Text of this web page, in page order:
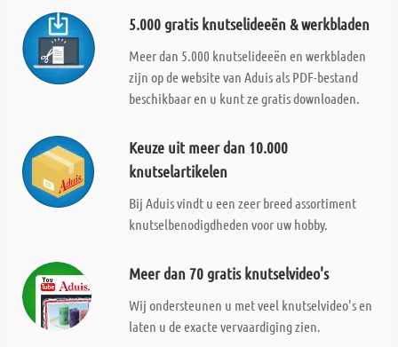
5.000 gratis knutselideeën & werkbladen
Meer dan 5.000 knutselideeën en werkbladen
zijn op de website van Aduis als PDF-bestand
beschikbaar en u kunt ze gratis downloaden.
Keuze uit meer dan 10.000
knutselartikelen
Bij Aduis vindt u een zeer breed assortiment
knutselbenodigdheden voor uw hobby.
Meer dan 70 gratis knutselvideo's
Wij ondersteunen u met veel knutselvideo's en
laten u de exacte vervaardiging zien.